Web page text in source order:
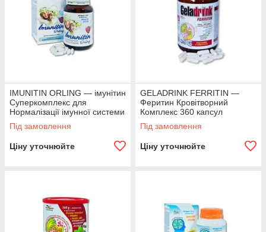
IMUNITIN ORLING — імунітин
Суперкомплекс для
Нормалізації імунної системи
360 капсул
Під замовлення
Ціну уточнюйте
GELADRINK FERRITIN —
Феритин Кровітворний
Комплекс 360 капсул
Під замовлення
Ціну уточнюйте